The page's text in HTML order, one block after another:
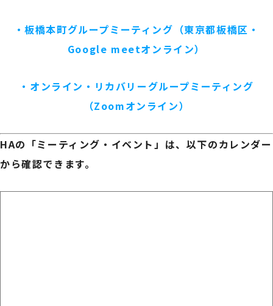
・板橋本町グループミーティング（東京都板橋区・
Google meetオンライン）
・オンライン・リカバリーグループミーティング
（Zoomオンライン）
HAの「ミーティング・イベント」は、以下のカレンダー
から確認できます。